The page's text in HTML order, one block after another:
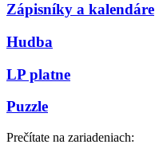
Zápisníky a kalendáre
Hudba
LP platne
Puzzle
Prečítate na zariadeniach: